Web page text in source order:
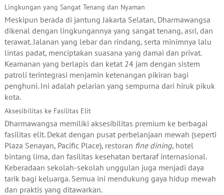
Lingkungan yang Sangat Tenang dan Nyaman
Meskipun berada di jantung Jakarta Selatan, Dharmawangsa
dikenal dengan lingkungannya yang sangat tenang, asri, dan
terawat. Jalanan yang lebar dan rindang, serta minimnya lalu
lintas padat, menciptakan suasana yang damai dan privat.
Keamanan yang berlapis dan ketat 24 jam dengan sistem
patroli terintegrasi menjamin ketenangan pikiran bagi
penghuni. Ini adalah pelarian yang sempurna dari hiruk pikuk
kota.
Aksesibilitas ke Fasilitas Elit
Dharmawangsa memiliki aksesibilitas premium ke berbagai
fasilitas elit. Dekat dengan pusat perbelanjaan mewah (seperti
Plaza Senayan, Pacific Place), restoran fine dining, hotel
bintang lima, dan fasilitas kesehatan bertaraf internasional.
Keberadaan sekolah-sekolah unggulan juga menjadi daya
tarik bagi keluarga. Semua ini mendukung gaya hidup mewah
dan praktis yang ditawarkan.